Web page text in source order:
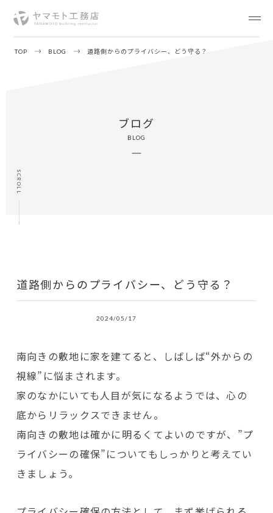
TOP BLOG 道路側からのプライバシー、どう守る？
SCROLL
ブログ
BLOG
道路側からのプライバシー、どう守る？
2024/05/17
南向きの敷地に家を建てると、しばしば“外からの
視線”に悩まされます。
家のなかにいても人目が気になるようでは、心の
底からリラックスできません。
南向きの敷地は確かに明るくてよいのですが、”プ
ライバシーの確保”についてもしっかりと考えてい
きましょう。